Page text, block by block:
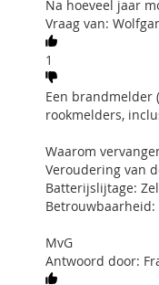
Na hoeveel jaar
Vraag van:
1
Een brandmelder
rookmelders,
Waarom
Veroudering van
Batterijslijtage:
MvG
Antwoord door: